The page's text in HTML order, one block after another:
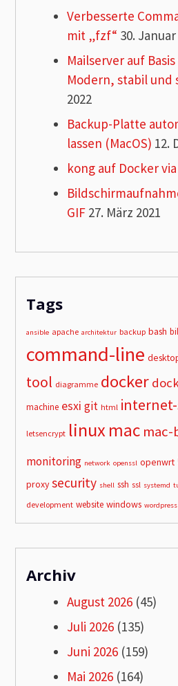
Verbesserte
mit „fzf“ 30.
Mailserver auf
Modern, stabil und
2022
Backup-Platte
lassen (MacOS) 12.
kong auf Docker
GIF 27. März 2021
Tags
ansible apache architektur backup bash
command-line
tool diagramme docker
machine esxi git html
letsencrypt linuxmac mac-
monitoring network openssl openwrt
proxy security shell ssh ssl systemd
development website windows wordpress
Archiv
August 2026 (45)
Juli 2026 (135)
Juni 2026 (159)
Mai 2026 (164)